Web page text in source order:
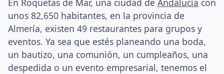
En Roquetas de Mar, una ciudad de Andalucía con
unos 82,650 habitantes, en la provincia de
Almería, existen 49 restaurantes para grupos y
eventos. Ya sea que estés planeando una boda,
un bautizo, una comunión, un cumpleaños, una
despedida o un evento empresarial, tenemos el